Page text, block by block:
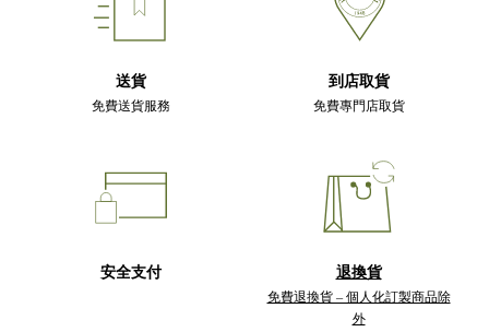
送貨
免費送貨服務
到店取貨
免費專門店取貨
安全支付 退換貨
免費退換貨 – 個人化訂製商品除
外